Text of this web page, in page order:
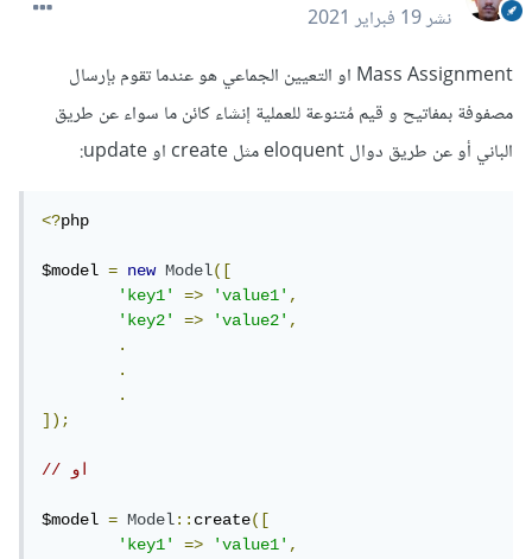
نشر19 فبراير 2021
Mass Assignment او التعيين الجماعي هو عندما تقوم بإرسال
مصفوفة بمفاتيح و قيم مُتنوعة للعملية إنشاء كائن ما سواء عن طريق
الباني أو عن طريق دوال eloquent مثل create او update:
<?php
$model = new Model([
'key1'
=> 'value1',
'key2'
=> 'value2',
.
.
.
]);
$model = Model::create([
'key1'
=> 'value1',